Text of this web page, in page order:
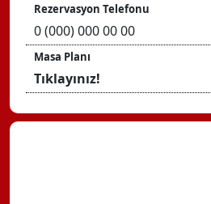
Rezervasyon Telefonu
0 (000) 000 00 00
Masa Planı
Tıklayınız!